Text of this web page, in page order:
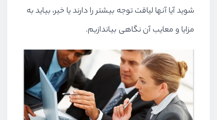
شوید آیا آنها لیاقت توجه بیشتر را دارند یا خیر، بیاید به
مزایا و معایب آن نگاهی بیاندازیم.